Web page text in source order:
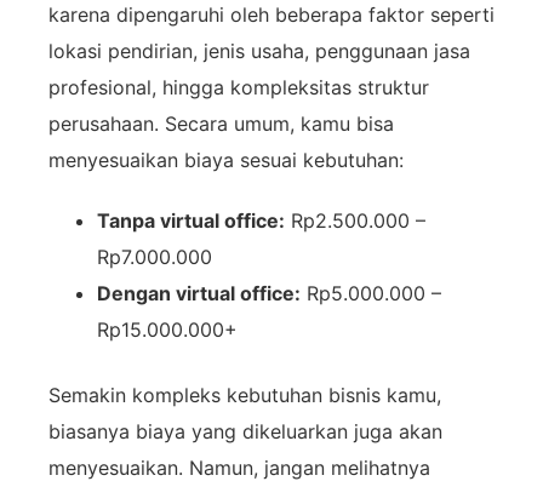
karena dipengaruhi oleh beberapa faktor seperti
lokasi pendirian, jenis usaha, penggunaan jasa
profesional, hingga kompleksitas struktur
perusahaan. Secara umum, kamu bisa
menyesuaikan biaya sesuai kebutuhan:
Tanpa virtual office: Rp2.500.000 –
Rp7.000.000
Dengan virtual office: Rp5.000.000 –
Rp15.000.000+
Semakin kompleks kebutuhan bisnis kamu,
biasanya biaya yang dikeluarkan juga akan
menyesuaikan. Namun, jangan melihatnya